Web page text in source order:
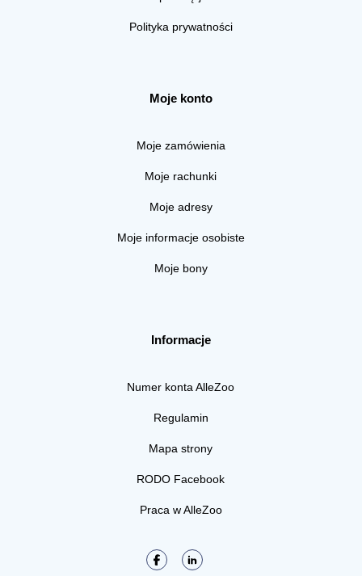
Polityka prywatności
Moje konto
Moje zamówienia
Moje rachunki
Moje adresy
Moje informacje osobiste
Moje bony
Informacje
Numer konta AlleZoo
Regulamin
Mapa strony
RODO Facebook
Praca w AlleZoo